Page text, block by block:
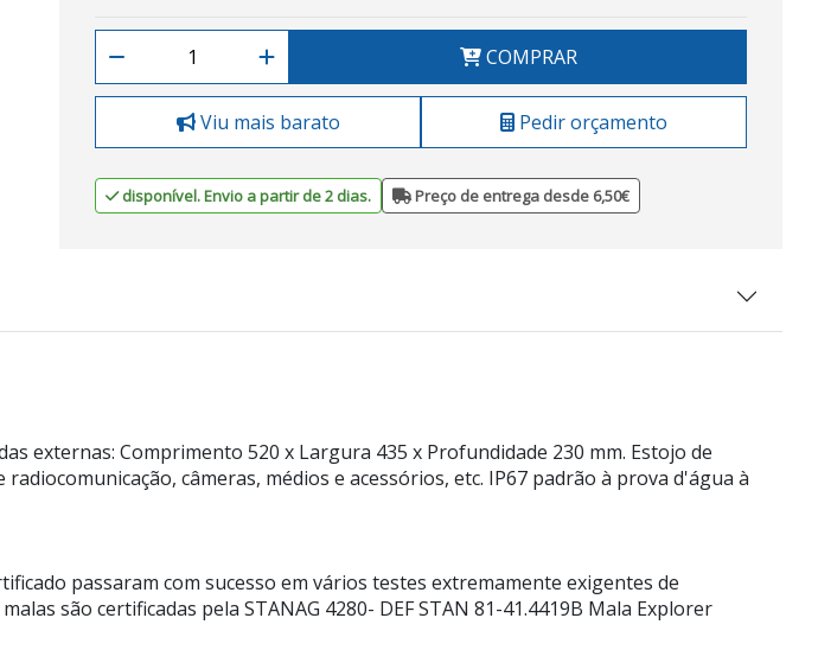
COMPRAR
Viu mais barato Pedir orçamento
disponível. Envio a partir de 2 dias. Preço de entrega desde 6,50€
externas: Comprimento 520 x Largura 435 x Profundidade 230 mm. Estojo de
câmeras, médios e acessórios, etc. IP67 padrão à prova d'água à
passaram com sucesso em vários testes extremamente exigentes de
são certificadas pela STANAG 4280- DEF STAN 81-41.4419B Mala Explorer